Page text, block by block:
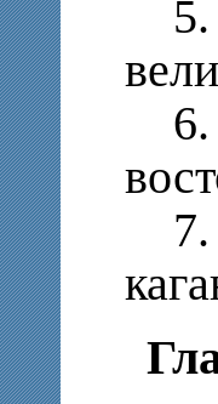
5.
6.
7.